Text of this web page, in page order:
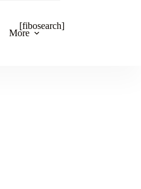
More
[fibosearch]